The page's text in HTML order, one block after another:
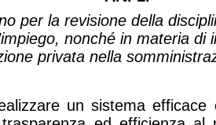
per la revisione della
nonché in materia di
privata nella
un sistema